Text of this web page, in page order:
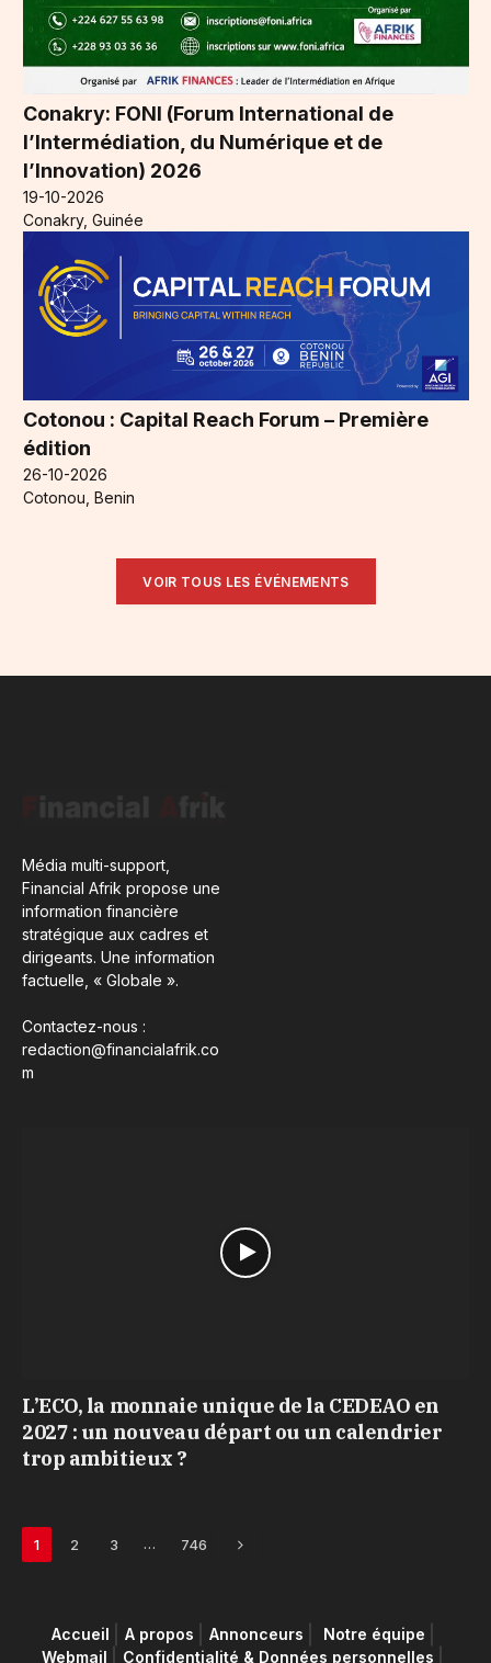
Conakry: FONI (Forum International de
l’Intermédiation, du Numérique et de
l’Innovation) 2026
19-10-2026
Conakry, Guinée
Cotonou : Capital Reach Forum – Première
édition
26-10-2026
Cotonou, Benin
VOIR TOUS LES ÉVÉNEMENTS
Média multi-support,
Financial Afrik propose une
information financière
stratégique aux cadres et
dirigeants. Une information
factuelle, « Globale ».
Contactez-nous :
redaction@financialafrik.co
m
L’ECO, la monnaie unique de la CEDEAO en
2027 : un nouveau départ ou un calendrier
trop ambitieux ?
1 2 3 … 746 Next
Accueil A propos Annonceurs
Notre équipe
Webmail
Confidentialité & Données personnelles